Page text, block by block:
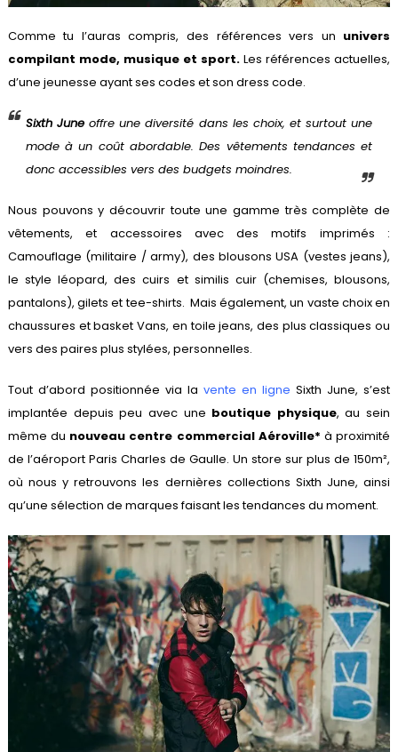
Comme tu l’auras compris, des références vers un univers
compilant mode, musique et sport. Les références actuelles,
d’une jeunesse ayant ses codes et son dress code.
Sixth Juneoffre une diversité dans les choix, et surtout une
mode à un coût abordable. Des vêtements tendances et
donc accessibles vers des budgets moindres.
Nous pouvons y découvrir toute une gamme très complète de
vêtements, et accessoires avec des motifs imprimés :
Camouflage (militaire / army), des blousons USA (vestes jeans),
le style léopard, des cuirs et similis cuir (chemises, blousons,
pantalons), gilets et tee-shirts. Mais également, un vaste choix en
chaussures etbasket Vans, en toile jeans, des plus classiques ou
vers des paires plus stylées, personnelles.
Tout d’abord positionnée via la vente en ligne Sixth June, s’est
implantée depuis peu avec une boutique physique, au sein
même du nouveau centre commercial Aéroville* à proximité
de l’aéroport Paris Charles de Gaulle. Un store sur plus de 150m²,
où nous y retrouvons les dernières collections Sixth June, ainsi
qu’une sélection de marques faisant les tendances du moment.